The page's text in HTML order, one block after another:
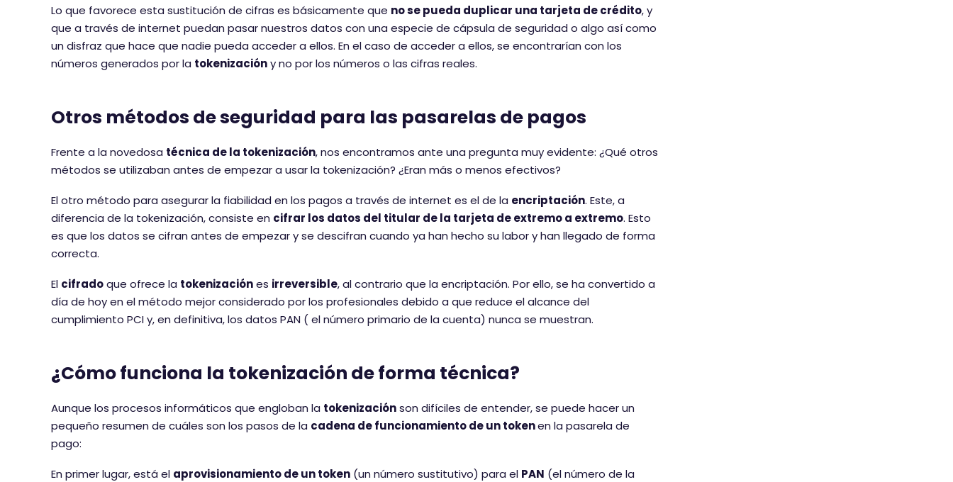
Lo que favorece esta sustitución de cifras es básicamente que no se pueda duplicar una tarjeta de crédito, y
que a través de internet puedan pasar nuestros datos con una especie de cápsula de seguridad o algo así como
un disfraz que hace que nadie pueda acceder a ellos. En el caso de acceder a ellos, se encontrarían con los
números generados por la tokenizacióny no por los números o las cifras reales.
Otros métodos de seguridad para las pasarelas de pagos
Frente a la novedosa técnica de la tokenización, nos encontramos ante una pregunta muy evidente: ¿Qué otros
métodos se utilizaban antes de empezar a usar la tokenización? ¿Eran más o menos efectivos?
El otro método para asegurar la fiabilidad en los pagos a través de internet es el de la encriptación. Este, a
diferencia de la tokenización, consiste en cifrar los datos del titular de la tarjeta de extremo a extremo. Esto
es que los datos se cifran antes de empezar y se descifran cuando ya han hecho su labor y han llegado de forma
correcta.
El cifradoque ofrece la tokenizaciónes irreversible, al contrario que la encriptación. Por ello, se ha convertido a
día de hoy en el método mejor considerado por los profesionales debido a que reduce el alcance del
cumplimiento PCI y, en definitiva, los datos PAN ( el número primario de la cuenta) nunca se muestran.
¿Cómo funciona la tokenización de forma técnica?
Aunque los procesos informáticos que engloban la tokenizaciónson difíciles de entender, se puede hacer un
pequeño resumen de cuáles son los pasos de la cadena de funcionamiento de un tokenen la pasarela de
pago:
En primer lugar, está el aprovisionamiento de un token (un número sustitutivo) para el PAN (el número de la